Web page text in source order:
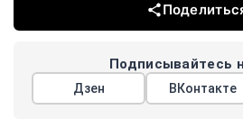
Подписывайтесь
Дзен ВКонтакте